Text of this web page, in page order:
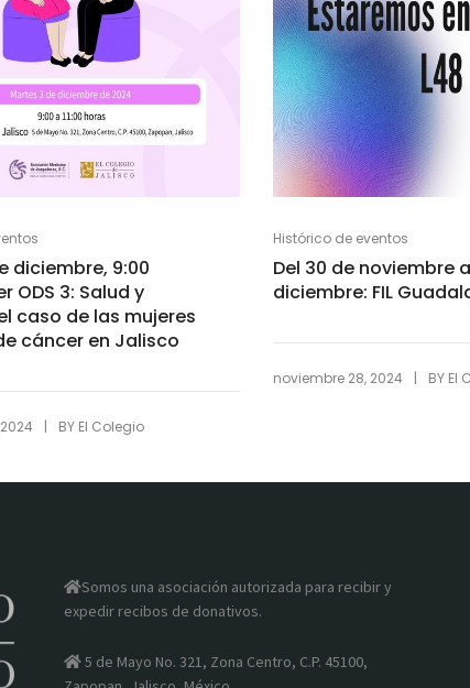
diciembre, 9:00
ODS 3: Salud y
caso de las mujeres
cáncer en Jalisco
| BY El Colegio
Histórico de eventos
Del 30 de noviembre
diciembre: FIL
noviembre 28, 2024 | BY El
Somos una asociación autorizada para recibir y
expedir recibos de donativos.
5 de Mayo No. 321, Zona Centro, C.P. 45100,